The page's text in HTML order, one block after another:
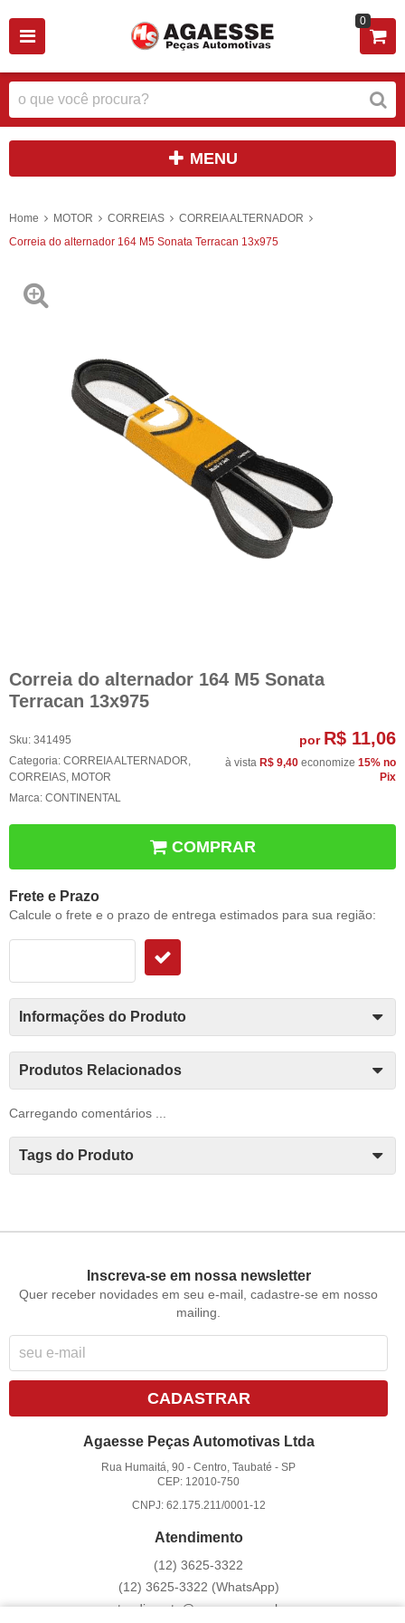
0
MENU
Home MOTOR CORREIAS
CORREIA ALTERNADOR
Correia do alternador 164 M5 Sonata Terracan 13x975
Correia do alternador 164 M5 Sonata
Terracan 13x975
Sku: 341495
Categoria: CORREIA ALTERNADOR,
CORREIAS, MOTOR
Marca: CONTINENTAL
por R$ 11,06
à vista R$ 9,40 economize 15% no
Pix
COMPRAR
Frete e Prazo
Calcule o frete e o prazo de entrega estimados para sua região:
Informações do Produto
Produtos Relacionados
Carregando comentários ...
Tags do Produto
Inscreva-se em nossa newsletter
Quer receber novidades em seu e-mail, cadastre-se em nosso
mailing.
CADASTRAR
Agaesse Peças Automotivas Ltda
Rua Humaitá, 90 -Centro, Taubaté -SP
CEP: 12010-750
CNPJ: 62.175.211/0001-12
Atendimento
(12) 3625-3322
(12) 3625-3322 (WhatsApp)
atendimento@agaesse.com.br